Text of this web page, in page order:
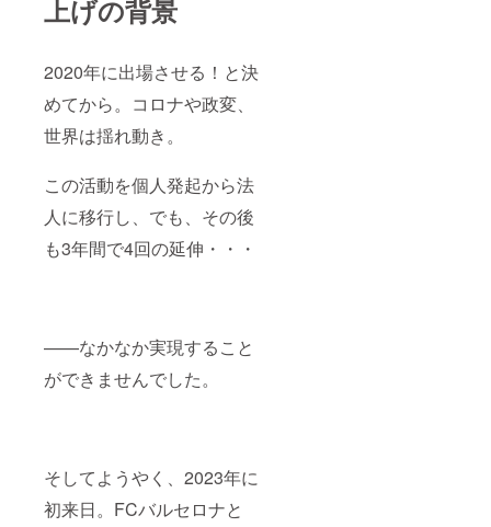
上げの背景
2020年に出場させる！と決
めてから。コロナや政変、
世界は揺れ動き。
この活動を個人発起から法
人に移行し、でも、その後
も3年間で4回の延伸・・・
——なかなか実現すること
ができませんでした。
そしてようやく、2023年に
初来日。FCバルセロナと